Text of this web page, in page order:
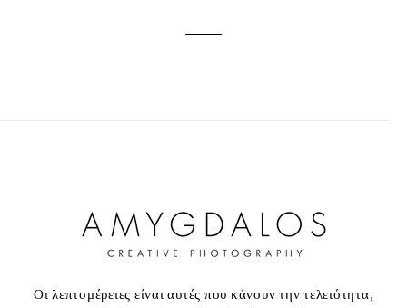
Οι λεπτομέρειες είναι αυτές που κάνουν την τελειότητα,